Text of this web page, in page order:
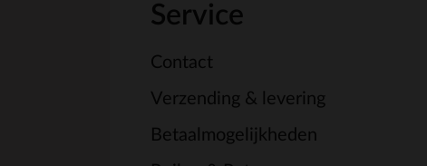
Service
Contact
Verzending & levering
Betaalmogelijkheden